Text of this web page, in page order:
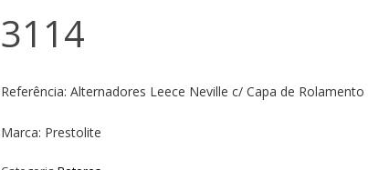
3114
Referência: Alternadores Leece Neville c/ Capa de Rolamento
Marca: Prestolite